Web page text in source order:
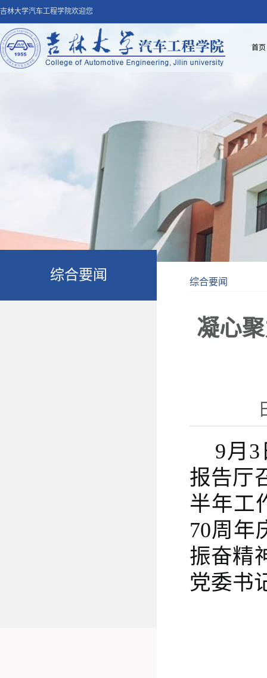
吉林大学汽车工程学院欢迎您
首页
综合要闻 综合要闻
凝心
9月
报告厅
半年工
70周年
振奋精
党委书